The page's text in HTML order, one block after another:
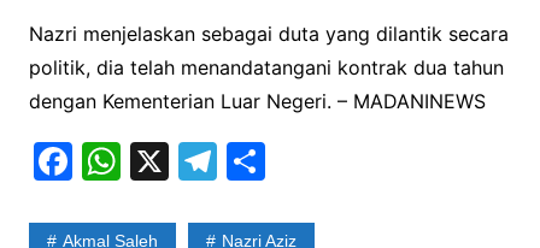
Nazri menjelaskan sebagai duta yang dilantik secara
politik, dia telah menandatangani kontrak dua tahun
dengan Kementerian Luar Negeri. – MADANINEWS
F
c
W
at
X T
e
S
ar
Akmal Saleh Nazri Aziz